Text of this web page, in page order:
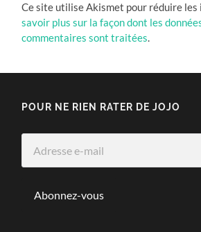
Ce site utilise Akismet pour réduire les
savoir plus sur la façon dont les
commentaires sont traitées.
POUR NE RIEN RATER DE JOJO
Abonnez-vous